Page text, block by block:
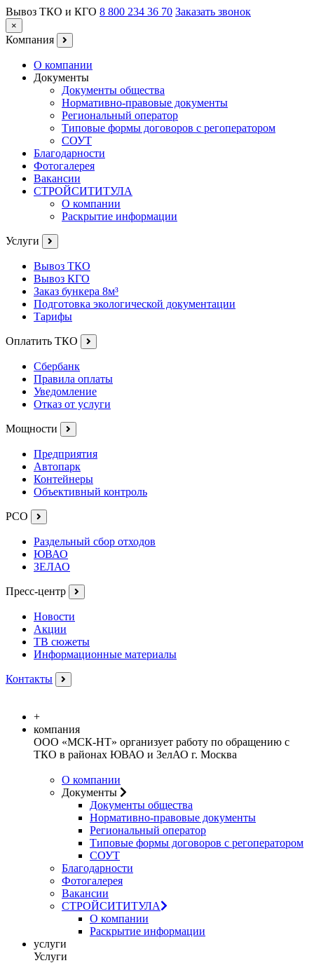
Вывоз ТКО и КГО 8 800 234 36 70 Заказать звонок
×
Компания
О компании
Документы
Документы общества
Нормативно-правовые документы
Региональный оператор
Типовые формы договоров с регоператором
СОУТ
Благодарности
Фотогалерея
Вакансии
СТРОЙСИТИТУЛА
О компании
Раскрытие информации
Услуги
Вывоз ТКО
Вывоз КГО
Заказ бункера 8м³
Подготовка экологической документации
Тарифы
Оплатить ТКО
Сбербанк
Правила оплаты
Уведомление
Отказ от услуги
Мощности
Предприятия
Автопарк
Контейнеры
Объективный контроль
РСО
Раздельный сбор отходов
ЮВАО
ЗЕЛАО
Пресс-центр
Новости
Акции
ТВ сюжеты
Информационные материалы
Контакты
+
компания
ООО «МСК-НТ» организует работу по обращению с
ТКО в районах ЮВАО и ЗелАО г. Москва
О компании
Документы
Документы общества
Нормативно-правовые документы
Региональный оператор
Типовые формы договоров с регоператором
СОУТ
Благодарности
Фотогалерея
Вакансии
СТРОЙСИТИТУЛА
О компании
Раскрытие информации
услуги
Услуги